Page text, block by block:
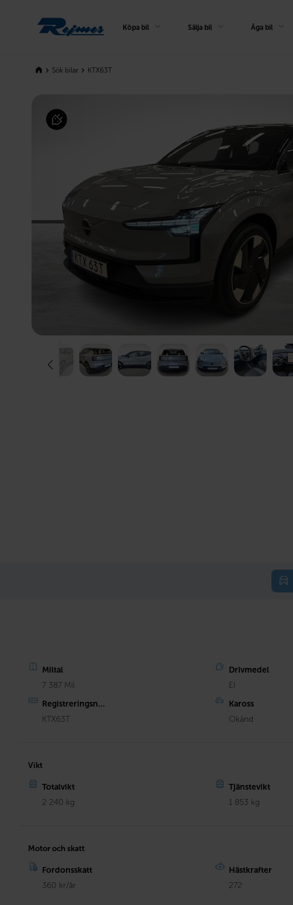
Köpa bil Sälja bil Äga bil
Sök bilar KTX63T
Miltal
7 387 Mil
Drivmedel
El
Registreringsn...
KTX63T
Kaross
Okänd
Vikt
Totalvikt
2 240 kg
Tjänstevikt
1 853 kg
Motor och skatt
Fordonsskatt
360 kr/år
Hästkrafter
272